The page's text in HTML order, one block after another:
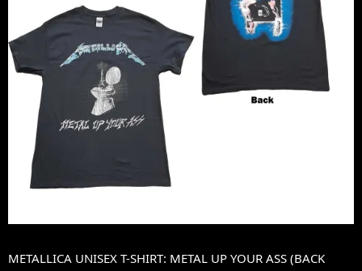
METALLICA UNISEX T-SHIRT: METAL UP YOUR ASS (BACK